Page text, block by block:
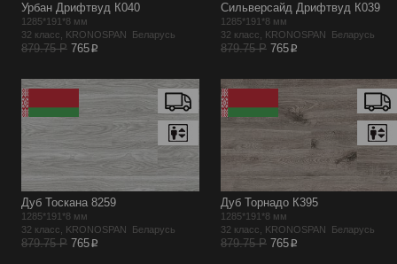
Урбан Дрифтвуд К040
1285*191*8 мм
32 класс, KRONOSPAN Беларусь
879.75 Р 765p
Сильверсайд Дрифтвуд К039
1285*191*8 мм
32 класс, KRONOSPAN Беларусь
879.75 Р 765p
Дуб Тоскана 8259
1285*191*8 мм
32 класс, KRONOSPAN Беларусь
879.75 Р 765p
Дуб Торнадо К395
1285*191*8 мм
32 класс, KRONOSPAN Беларусь
879.75 Р 765p